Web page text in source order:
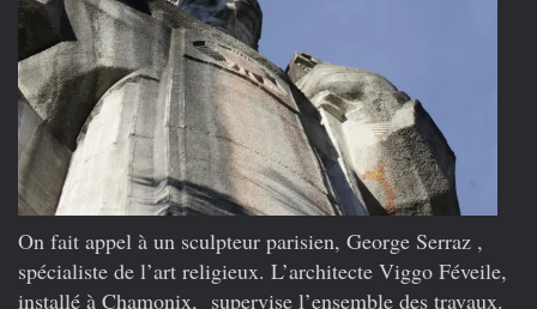
On fait appel à un sculpteur parisien, George Serraz ,
spécialiste de l’art religieux. L’architecte Viggo Féveile,
installé à Chamonix, supervise l’ensemble des travaux.